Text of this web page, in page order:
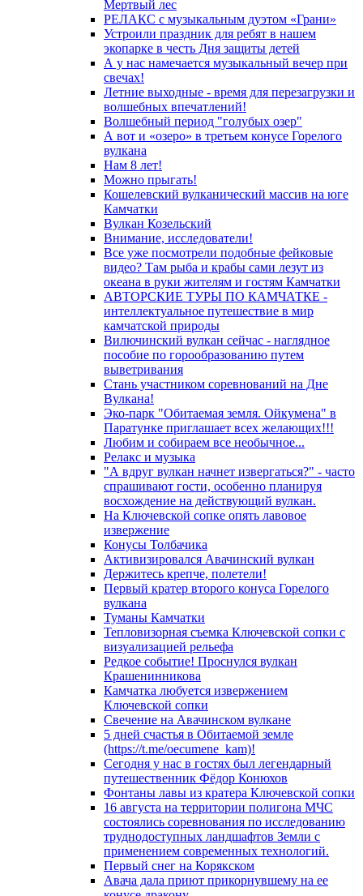
Мертвый лес
РЕЛАКС с музыкальным дуэтом «Грани»
Устроили праздник для ребят в нашем
экопарке в честь Дня защиты детей
А у нас намечается музыкальный вечер при
свечах!
Летние выходные - время для перезагрузки и
волшебных впечатлений!
Волшебный период "голубых озер"
А вот и «озеро» в третьем конусе Горелого
вулкана
Нам 8 лет!
Можно прыгать!
Кошелевский вулканический массив на юге
Камчатки
Вулкан Козельский
Внимание, исследователи!
Все уже посмотрели подобные фейковые
видео? Там рыба и крабы сами лезут из
океана в руки жителям и гостям Камчатки
АВТОРСКИЕ ТУРЫ ПО КАМЧАТКЕ -
интеллектуальное путешествие в мир
камчатской природы
Вилючинский вулкан сейчас - наглядное
пособие по горообразованию путем
выветривания
Стань участником соревнований на Дне
Вулкана!
Эко-парк "Обитаемая земля. Ойкумена" в
Паратунке приглашает всех желающих!!!
Любим и собираем все необычное...
Релакс и музыка
"А вдруг вулкан начнет извергаться?" - часто
спрашивают гости, особенно планируя
восхождение на действующий вулкан.
На Ключевской сопке опять лавовое
извержение
Конусы Толбачика
Активизировался Авачинский вулкан
Держитесь крепче, полетели!
Первый кратер второго конуса Горелого
вулкана
Туманы Камчатки
Тепловизорная съемка Ключевской сопки с
визуализацией рельефа
Редкое событие! Проснулся вулкан
Крашенинникова
Камчатка любуется извержением
Ключевской сопки
Свечение на Авачинском вулкане
5 дней счастья в Обитаемой земле
(https://t.me/oecumene_kam)!
Сегодня у нас в гостях был легендарный
путешественник Фёдор Конюхов
Фонтаны лавы из кратера Ключевской сопки
16 августа на территории полигона МЧС
состоялись соревнования по исследованию
труднодоступных ландшафтов Земли с
применением современных технологий.
Первый снег на Корякском
Авача дала приют прикорнувшему на ее